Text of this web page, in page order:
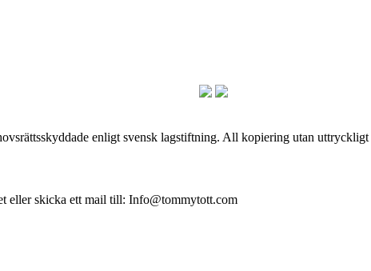
enligt svensk lagstiftning. All kopiering utan
eller skicka ett mail till: Info@tommytott.com